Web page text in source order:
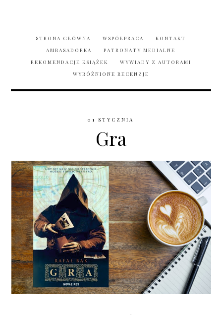
STRONA GŁÓWNA WSPÓŁPRACA
KONTAKT
AMBASADORKA
PATRONATY MEDIALNE
REKOMENDACJE KSIĄŻEK
WYWIADY Z AUTORAMI
WYRÓŻNIONE RECENZJE
01 STYCZNIA
Gra